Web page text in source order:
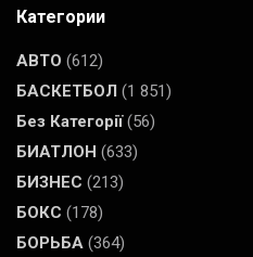
Категории
АВТО (612)
БАСКЕТБОЛ (1 851)
Без Категорії(56)
БИАТЛОН (633)
БИЗНЕС (213)
БОКС (178)
БОРЬБА (364)